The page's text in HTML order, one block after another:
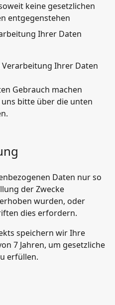
keine gesetzlichen
entgegenstehen
Ihrer Daten
Ihrer Daten
Gebrauch machen
bitte über die unten
Daten nur so
der Zwecke
wurden, oder
dies erfordern.
speichern wir Ihre
7 Jahren, um gesetzliche
erfüllen.